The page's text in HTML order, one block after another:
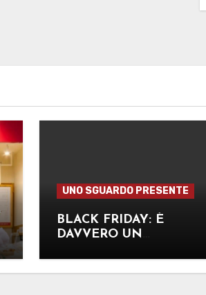
UNO SGUARDO PRESENTE
BLACK FRIDAY: È
DAVVERO UN